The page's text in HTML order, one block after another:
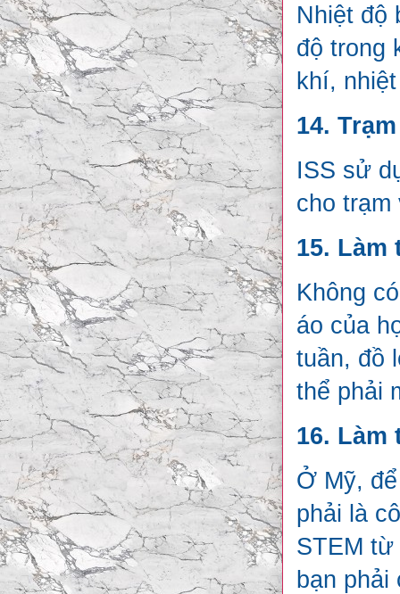
Nhiệt độ
độ trong
khí,
14.
ISS sử
cho trạm
15. Làm
Không
áo của
tuần, đồ
thể phải
16. Làm
Ở Mỹ,
phải là
STEM
bạn